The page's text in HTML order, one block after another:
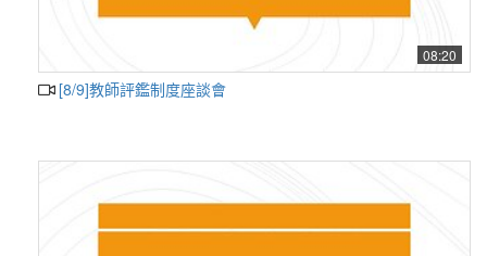
08:20
[8/9]教師評鑑制度座談會